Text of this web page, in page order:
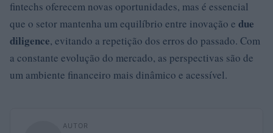
fintechs oferecem novas oportunidades, mas é essencial
que o setor mantenha um equilíbrio entre inovação e due
diligence, evitando a repetição dos erros do passado. Com
a constante evolução do mercado, as perspectivas são de
um ambiente financeiro mais dinâmico e acessível.
AUTOR